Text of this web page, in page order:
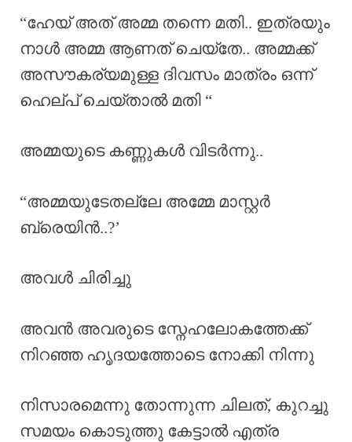
“ഹേയ് അത് അമ്മ തന്നെ മതി.. ഇത്രയും
നാൾ അമ്മ ആണത് ചെയ്തേ.. അമ്മക്ക്
അസൗകര്യമുള്ള ദിവസം മാത്രം ഒന്ന്
ഹെല്പ് ചെയ്താൽ മതി “
അമ്മയുടെ കണ്ണുകൾ വിടർന്നു..
“അമ്മയുടേതല്ലേ അമ്മേ മാസ്റ്റർ
ബ്രെയിൻ..?’
അവൾ ചിരിച്ചു
അവൻ അവരുടെ സ്നേഹലോകത്തേക്ക്
നിറഞ്ഞ ഹൃദയത്തോടെ നോക്കി നിന്നു
നിസാരമെന്നു തോന്നുന്ന ചിലത്, കുറച്ചു
സമയം കൊടുത്തു കേട്ടാൽ എത്ര